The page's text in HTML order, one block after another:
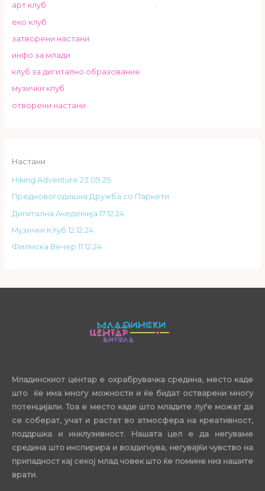
арт клуб
еко клуб
затворени настани
инфо за млади
клуб за дигитално образование
музички клуб
отворени настани
.
Настани
Hiking Adventure 23.09.25
Предновогодишна Дружба со Паркети
Дигитална Акедемија 17.12.24
Музички Клуб 12.12.24
Филмска Вечер 11.12.24
Младинскиот центар е охрабрувачка средина, место каде
што ќе има многу можности и ќе бидат остварени многу
потенцијали. Тоа е место каде што младите луѓе можат да
се соберат, учат и растат во атмосфера на креативност,
поддршка и инклузивност. Нашата цел е да негуваме
средина што инспирира и воздигнува, негувајќи чувство на
припадност кај секој млад човек што ќе помине низ нашите
врати.